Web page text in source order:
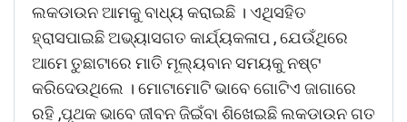
ଲକଡାଉନ ଆମକୁ ବାଧ୍ୟ କରାଇଛି । ଏଥିସହିତ
ହ୍ରାସପାଇଛି ଅଭ୍ୟାସଗତ କାର୍ଯ୍ୟକଳାପ , ଯେଉଁଥିରେ
ଆମେ ତୁଛାଟାରେ ମାତି ମୂଲ୍ୟବାନ ସମୟକୁ ନଷ୍ଟ
କରିଦେଉଥିଲେ । ମୋଟାମୋଟି ଭାବେ ଗୋଟିଏ ଜାଗାରେ
ରହି ,ପୃଥକ ଭାବେ ଜୀବନ ଜିଇଁବା ଶିଖେଇଛି ଲକଡାଉନ ଗତ